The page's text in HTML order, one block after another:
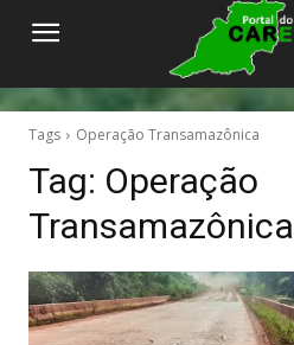
Tags Operação Transamazônica
Tag: Operação
Transamazônica